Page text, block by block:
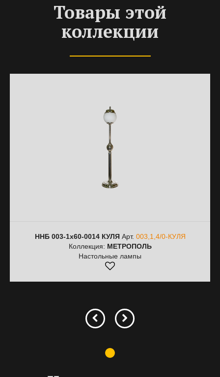
Товары этой
коллекции
ННБ 003-1х60-0014 КУЛЯАрт. 003,1,4/0-КУЛЯ
Коллекция: МЕТРОПОЛЬ
Настольные лампы